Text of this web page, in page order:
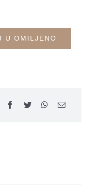
U OMILJENO